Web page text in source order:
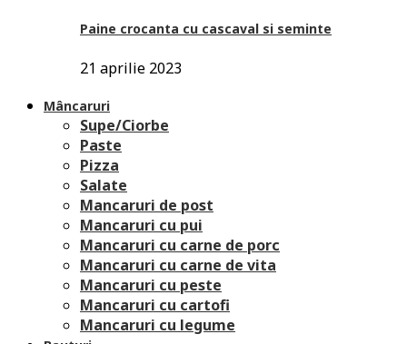
Paine crocanta cu cascaval si seminte
21 aprilie 2023
Mâncaruri
Supe/Ciorbe
Paste
Pizza
Salate
Mancaruri de post
Mancaruri cu pui
Mancaruri cu carne de porc
Mancaruri cu carne de vita
Mancaruri cu peste
Mancaruri cu cartofi
Mancaruri cu legume